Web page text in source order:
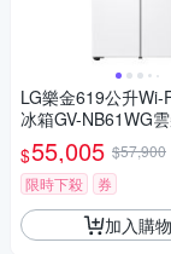
LG樂金619公升Wi-
冰箱GV-NB61WG
$55,005 $57,900
限時下殺
券
加入購